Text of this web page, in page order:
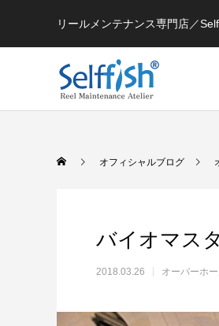
リールメンテナンス専門店／
オフィシャルブログ
バイオマス
2018.03.26 オーバーホー